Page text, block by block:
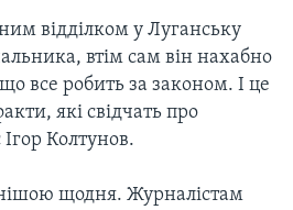
відділком у Луганську
втім сам він нахабно
все робить за законом. І це
які свідчать про
Колтунов.
щодня. Журналістам